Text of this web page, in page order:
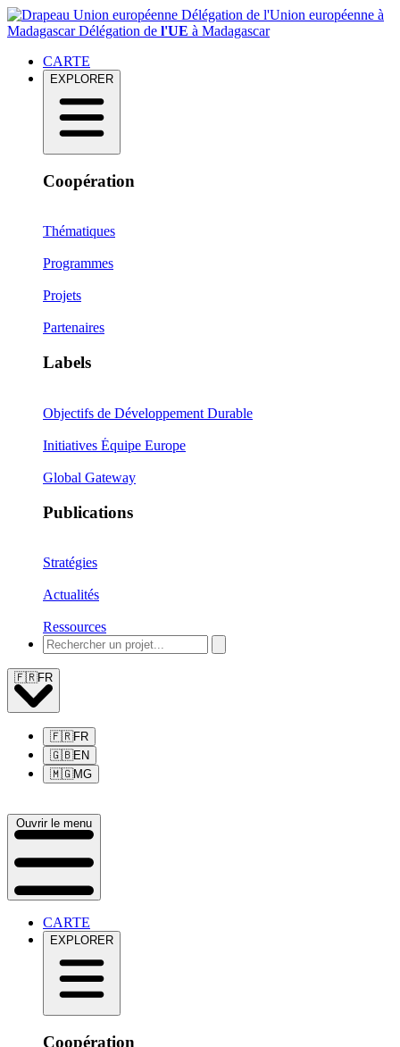
Délégation de l'Union européenne à
MadagascarDélégation de l'UE à Madagascar
CARTE
EXPLORER
Coopération
Thématiques
Programmes
Projets
Partenaires
Labels
Objectifs de Développement Durable
Initiatives Équipe Europe
Global Gateway
Publications
Stratégies
Actualités
Ressources
🇫🇷FR
🇫🇷FR
🇬🇧EN
🇲🇬MG
Ouvrir le menu
CARTE
EXPLORER
Coopération